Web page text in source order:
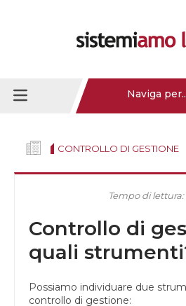
Naviga
CONTROLLO DI GESTIONE
Tempo di lettura:
Controllo di
quali
Possiamo individuare due
controllo di gestione: